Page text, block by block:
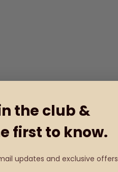
the club &
first to know.
updates and exclusive offers